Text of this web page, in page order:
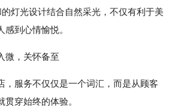
光设计结合自然采光，不仅有利于美
到心情愉悦。
微，关怀备至
，服务不仅仅是一个词汇，而是从顾客
穿始终的体验。